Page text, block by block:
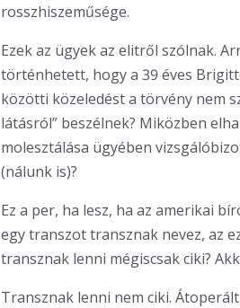
rosszhiszeműsége.
Ezek az ügyek az elitről szólnak.
történhetett, hogy a 39 éves
közötti közeledést a törvény nem
látásról” beszélnek? Miközben
molesztálása ügyében
(nálunk is)?
Ez a per, ha lesz, ha az amerikai
egy transzot transznak nevez, az
transznak lenni mégiscsak ciki?
Transznak lenni nem ciki.